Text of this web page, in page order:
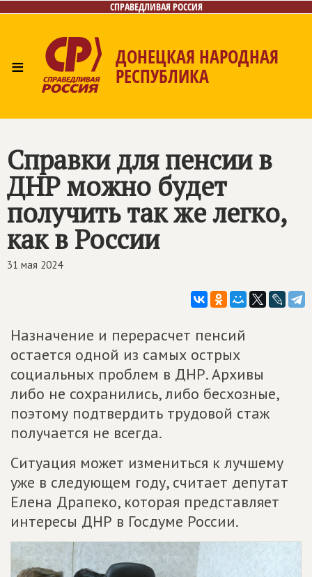
СПРАВЕДЛИВАЯ РОССИЯ
≡ ДОНЕЦКАЯ НАРОДНАЯ
РЕСПУБЛИКА
Cправки для пенсии в
ДНР можно будет
получить так же легко,
как в России
31 мая 2024
Назначение и перерасчет пенсий
остается одной из самых острых
социальных проблем в ДНР. Архивы
либо не сохранились, либо бесхозные,
поэтому подтвердить трудовой стаж
получается не всегда.
Ситуация может измениться к лучшему
уже в следующем году, считает депутат
Елена Драпеко, которая представляет
интересы ДНР в Госдуме России.